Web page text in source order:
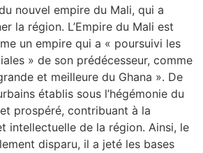
nouvel empire du Mali, qui a
la région. L’Empire du Mali est
un empire qui a « poursuivi les
» de son prédécesseur, comme
et meilleure du Ghana ». De
établis sous l’hégémonie du
prospéré, contribuant à la
intellectuelle de la région. Ainsi, le
disparu, il a jeté les bases